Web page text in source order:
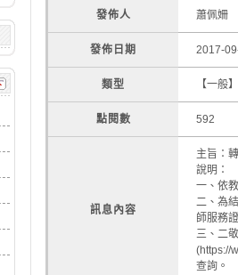
發佈人 蕭佩姍
發佈日期 2017-
類型 【一般】
點閱數 592
訊息內容
主旨：
說明：
一、依
二、為
師服務
三、二
(https://
查詢。